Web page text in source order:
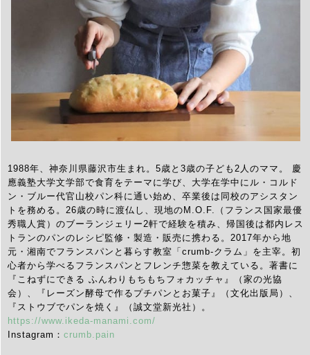
1988年、神奈川県藤沢市生まれ。5歳と3歳の子ども2人のママ。 慶
應義塾大学文学部で食育をテーマに学び、大学在学中にル・コルド
ン・ブルー代官山校パン科に通い始め、卒業後は同校のアシスタン
トを務める。26歳の時に渡仏し、現地のM.O.F.（フランス国家最優
秀職人賞）のブーランジェリー2軒で経験を積み、帰国後は都内レス
トランのパンのレシピ監修・製造・販売に携わる。2017年から地
元・湘南でフランスパンと暮らす教室「crumb-クラム」を主宰。初
心者から学べるフランスパンとフレンチ惣菜を教えている。著書に
『こねずにできる ふんわりもちもちフォカッチャ』（家の光協
会）、『レーズン酵母で作るプチパンとお菓子』（文化出版局）、
『ストウブでパンを焼く』（誠文堂新光社）。
https://www.ikeda-manami.com/
Instagram： crumb.pain